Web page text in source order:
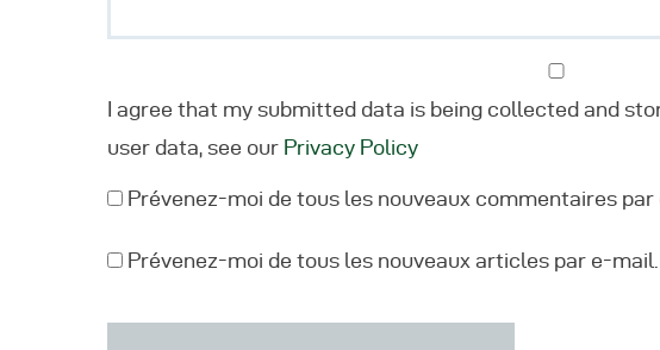
I agree that my submitted data is being collected and
user data, see our Privacy Policy
Prévenez-moi de tous les nouveaux commentaires par
Prévenez-moi de tous les nouveaux articles par e-mail.